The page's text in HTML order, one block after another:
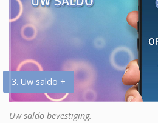
3. Uw saldo +
Uw saldo bevestiging.